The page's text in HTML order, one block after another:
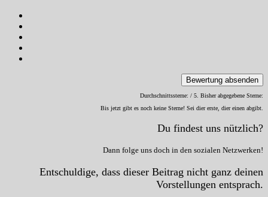
Bewertung absenden
Durchschnittssterne: / 5. Bisher abgegebene Sterne:
Bis jetzt gibt es noch keine Sterne! Sei dier erste, dier einen abgibt.
Du findest uns nützlich?
Dann folge uns doch in den sozialen Netzwerken!
Entschuldige, dass dieser Beitrag nicht ganz deinen
Vorstellungen entsprach.